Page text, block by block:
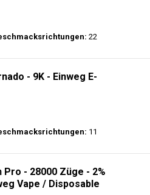
22
- 9K - Einweg E-
11
Pro - 28000 Züge - 2%
Vape / Disposable